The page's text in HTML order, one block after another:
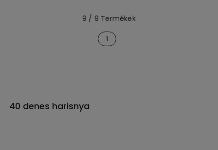
9 / 9 Termékek
1
40 denes harisnya